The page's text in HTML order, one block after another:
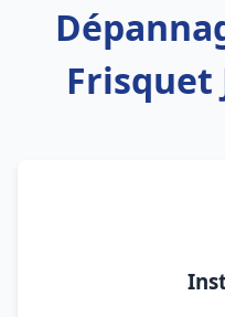
Frisquet